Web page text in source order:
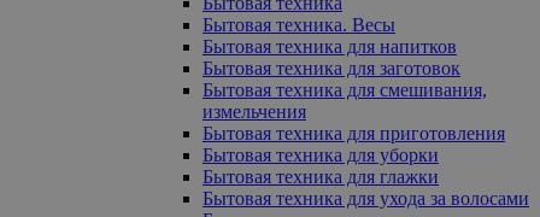
Бытовая техника. Весы
Бытовая техника для напитков
Бытовая техника для заготовок
Бытовая техника для смешивания,
измельчения
Бытовая техника для приготовления
Бытовая техника для уборки
Бытовая техника для глажки
Бытовая техника для ухода за волосами